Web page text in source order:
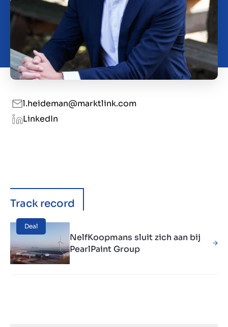
l.heideman@marktlink.com
LinkedIn
Track record
Deal
NelfKoopmans sluit zich aan bij
PearlPaint Group